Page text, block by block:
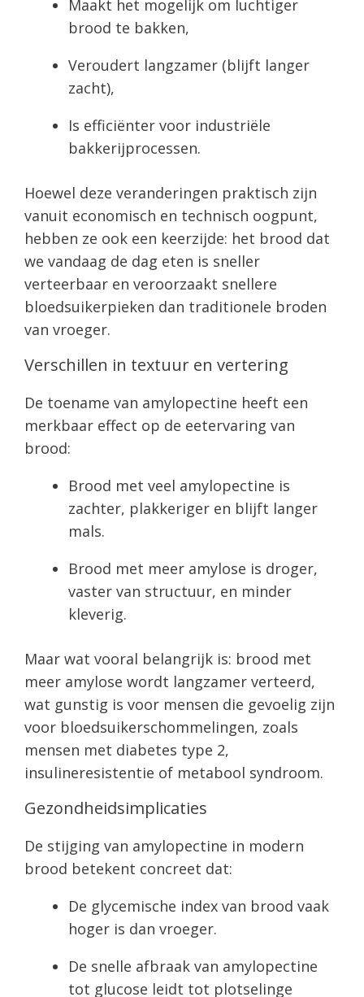
Maakt het mogelijk om luchtiger
brood te bakken,
Veroudert langzamer (blijft langer
zacht),
Is efficiënter voor industriële
bakkerijprocessen.
Hoewel deze veranderingen praktisch zijn
vanuit economisch en technisch oogpunt,
hebben ze ook een keerzijde: het brood dat
we vandaag de dag eten is sneller
verteerbaar en veroorzaakt snellere
bloedsuikerpieken dan traditionele broden
van vroeger.
Verschillen in textuur en vertering
De toename van amylopectine heeft een
merkbaar effect op de eetervaring van
brood:
Brood met veel amylopectine is
zachter, plakkeriger en blijft langer
mals.
Brood met meer amylose is droger,
vaster van structuur, en minder
kleverig.
Maar wat vooral belangrijk is: brood met
meer amylose wordt langzamer verteerd,
wat gunstig is voor mensen die gevoelig zijn
voor bloedsuikerschommelingen, zoals
mensen met diabetes type 2,
insulineresistentie of metabool syndroom.
Gezondheidsimplicaties
De stijging van amylopectine in modern
brood betekent concreet dat:
De glycemische index van brood vaak
hoger is dan vroeger.
De snelle afbraak van amylopectine
tot glucose leidt tot plotselinge